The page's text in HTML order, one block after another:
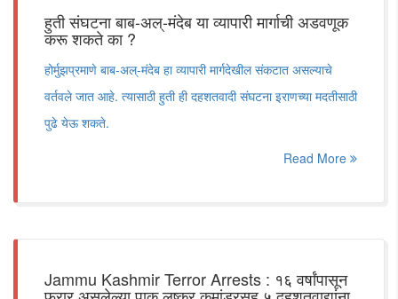
हुती संघटना बाब-अल्-मंदेब या व्यापारी मार्गाची अडवणूक
करू शकते का ?
होर्मुझप्रमाणे बाब-अल्-मंदेब हा व्यापारी मार्गदेखील संकटात असल्याचे
वर्तवले जात आहे. त्यासाठी हुती ही दहशतवादी संघटना इराणच्या मदतीसाठी
पुढे येऊ शकते.
Read More
Jammu Kashmir Terror Arrests : १६ वर्षांपासून